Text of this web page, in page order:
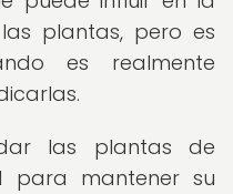
plantas, pero es
es realmente
las plantas de
para mantener su